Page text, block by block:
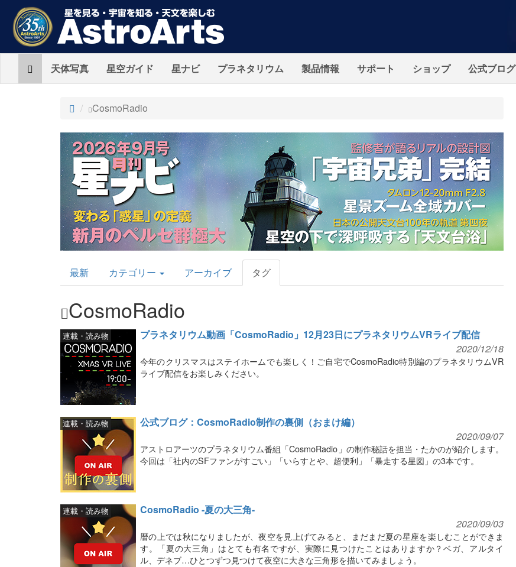
Home天体写真 星空ガイド 星ナビ プラネタリウム 製品情報 サポート ショップ 公式ブログ
ト
プ
CosmoRadio
AstroArts
Topics
最新 カテゴリー アーカイブ タグ
CosmoRadio
プラネタリウム動画「CosmoRadio」12月23日にプラネタリウムVRライブ配信
連載・読み物
2020/12/18
今年のクリスマスはステイホームでも楽しく！ご自宅でCosmoRadio特別編のプラネタリウムVR
ライブ配信をお楽しみください。
公式ブログ：CosmoRadio制作の裏側（おまけ編）
連載・読み物
2020/09/07
アストロアーツのプラネタリウム番組「CosmoRadio」の制作秘話を担当・たかのが紹介します。
今回は「社内のSFファンがすごい」「いらすとや、超便利」「暴走する星図」の3本です。
CosmoRadio -夏の大三角-
連載・読み物
2020/09/03
暦の上では秋になりましたが、夜空を見上げてみると、まだまだ夏の星座を楽しむことができま
す。「夏の大三角」はとても有名ですが、実際に見つけたことはありますか？ベガ、アルタイ
ル、デネブ…ひとつずつ見つけて夜空に大きな三角形を描いてみましょう。